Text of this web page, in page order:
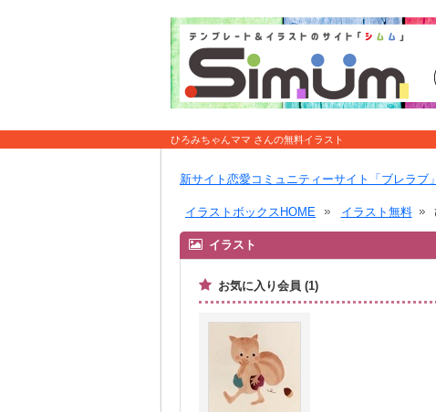
ひろみちゃんママ さんの無料イラスト
新サイト恋愛コミュニティーサイト「ブレラブ
イラストボックスHOME イラスト無料
イラスト
お気に入り会員 (1)